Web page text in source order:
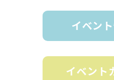
イベン
イベント